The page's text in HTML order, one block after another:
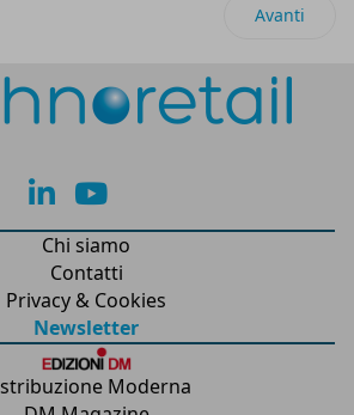
Casa Optima accelera sullaArticolo
Avanti
lk yt
Chi siamo
Contatti
Privacy & Cookies
Newsletter
Moderna